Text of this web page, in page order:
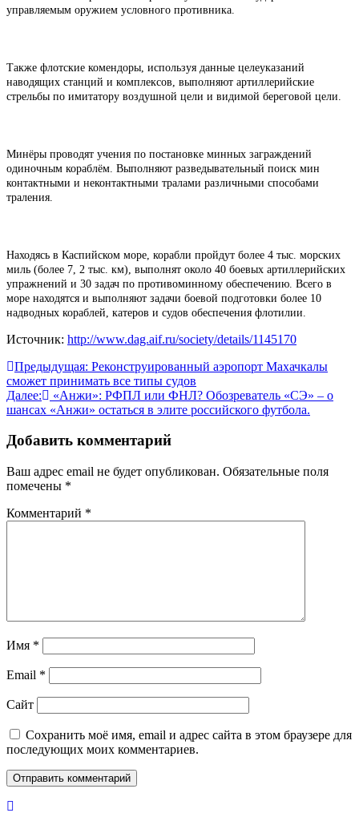
управляемым оружием условного противника.
Также флотские комендоры, используя данные целеуказаний
наводящих станций и комплексов, выполняют артиллерийские
стрельбы по имитатору воздушной цели и видимой береговой цели.
Минёры проводят учения по постановке минных заграждений
одиночным кораблём. Выполняют разведывательный поиск мин
контактными и неконтактными тралами различными способами
траления.
Находясь в Каспийском море, корабли пройдут более 4 тыс. морских
миль (более 7, 2 тыс. км), выполнят около 40 боевых артиллерийских
упражнений и 30 задач по противоминному обеспечению. Всего в
море находятся и выполняют задачи боевой подготовки более 10
надводных кораблей, катеров и судов обеспечения флотилии.
Источник: http://www.dag.aif.ru/society/details/1145170
Навигация
по
записям
Предыдущая: Реконструированный аэропорт Махачкалы
сможет принимать все типы судов
Далее:
«Анжи»: РФПЛ или ФНЛ? Обозреватель «СЭ» – о
шансах «Анжи» остаться в элите российского футбола.
Добавить комментарий
Ваш адрес email не будет опубликован. Обязательные поля
помечены *
Комментарий *
Имя *
Email *
Сайт
Сохранить моё имя, email и адрес сайта в этом браузере для
последующих моих комментариев.